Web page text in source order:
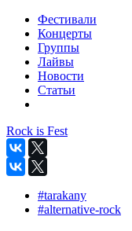
Фестивали
Концерты
Группы
Лайвы
Новости
Статьи
Rock is Fest
#tarakany
#alternative-rock